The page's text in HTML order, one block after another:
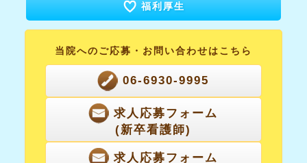
福利厚生
当院へのご応募・ お問い合わせはこちら
06-6930-9995
求人応募フォーム
(新卒看護師)
求人応募フォーム